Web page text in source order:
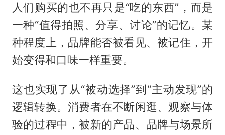
人们购买的也不再只是“吃的东西”，而是
一种“值得拍照、分享、讨论”的记忆。某
种程度上，品牌能否被看见、被记住，开
始变得和口味一样重要。
这也实现了从“被动选择”到“主动发现”的
逻辑转换。消费者在不断闲逛、观察与体
验的过程中，被新的产品、品牌与场景所